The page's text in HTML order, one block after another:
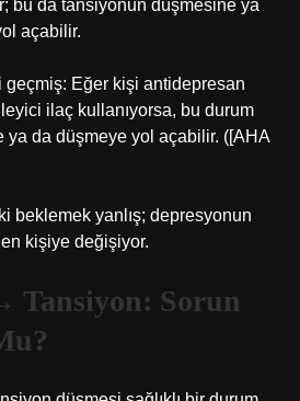
bu da tansiyonun düşmesine ya
açabilir.
geçmiş: Eğer kişi antidepresan
ilaç kullanıyorsa, bu durum
ya da düşmeye yol açabilir. ([AHA
beklemek yanlış; depresyonun
kişiye değişiyor.
Tansiyon: Sorun